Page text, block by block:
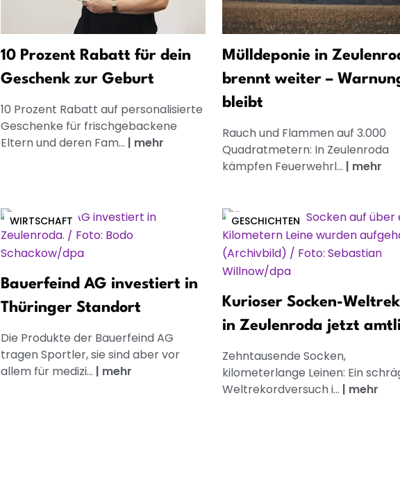
10 Prozent Rabatt für dein
Geschenk zur Geburt
10 Prozent Rabatt auf personalisierte
Geschenke für frischgebackene
Eltern und deren Fam... | mehr
Mülldeponie in
brennt weiter –
bleibt
Rauch und Flammen auf 3.000
Quadratmetern: In Zeulenroda
kämpfen Feuerwehrl... | mehr
WIRTSCHAFT
Bauerfeind AG investiert in
Thüringer Standort
Die Produkte der Bauerfeind AG
tragen Sportler, sie sind aber vor
allem für medizi... | mehr
GESCHICHTEN
Kurioser Socken-
in Zeulenroda jetzt
Zehntausende Socken,
kilometerlange Leinen: Ein
Weltrekordversuch i... | mehr